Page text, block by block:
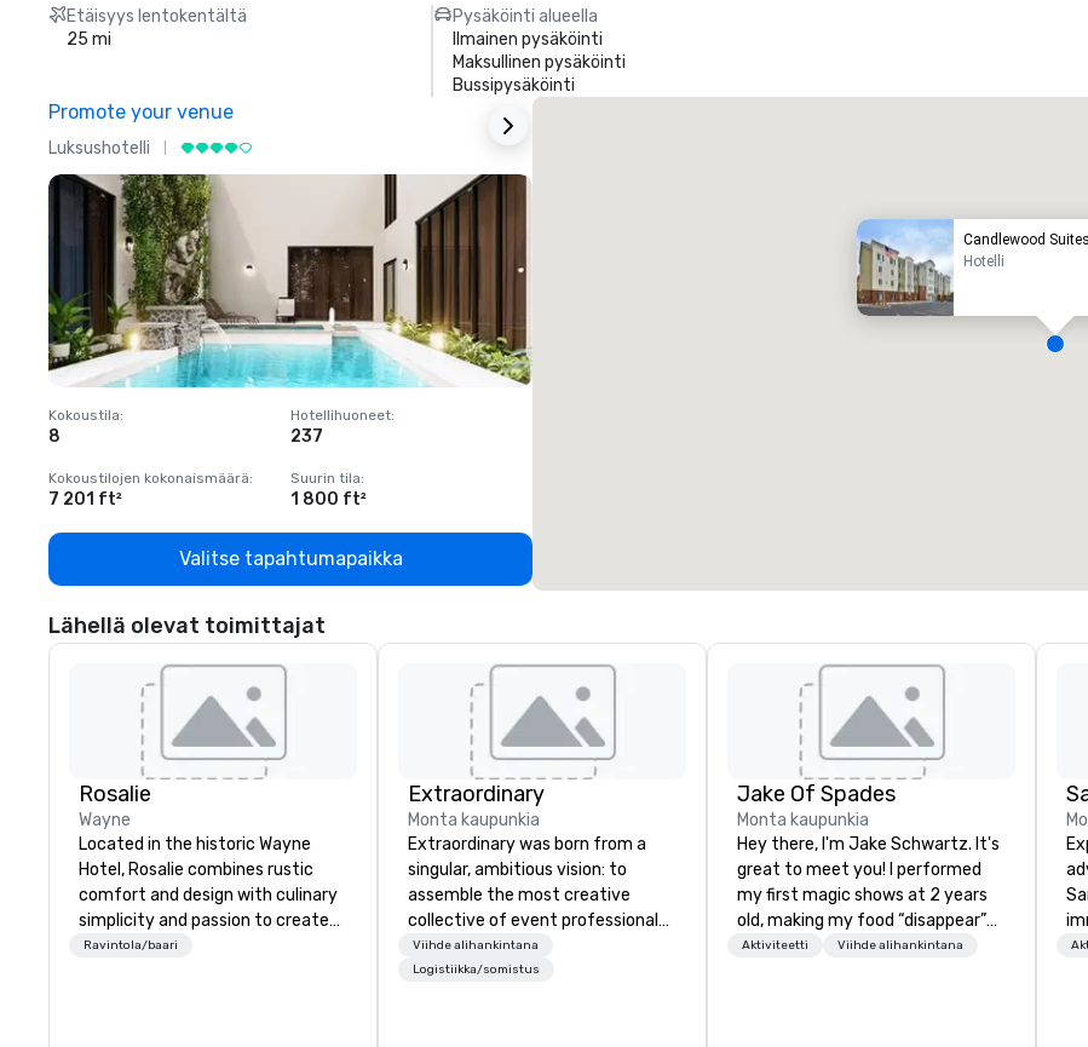
Etäisyys lentokentältä
25 mi
Pysäköinti alueella
Ilmainen pysäköinti
Maksullinen pysäköinti
Bussipysäköinti
Promote your venue
Luksushotelli
Kokoustila:
8
Hotellihuoneet:
237
Kokoustilojen kokonaismäärä:
7 201 ft²
Suurin tila:
1 800 ft²
Valitse tapahtumapaikka
Candlewood
Hotelli
Lähellä olevat toimittajat
Rosalie
Wayne
Located in the historic Wayne
Hotel, Rosalie combines rustic
comfort and design with culinary
simplicity and passion to create
an authentic Italian dining
Ravintola/baari
Extraordinary
Monta kaupunkia
Extraordinary was born from a
singular, ambitious vision: to
assemble the most creative
collective of event professionals
on the planet. We believe that
exceptional events are the result
Viihde alihankintana
Logistiikka/somistus
Jake Of Spades
Monta kaupunkia
Hey there, I'm Jake Schwartz. It's
great to meet you! I performed
my first magic shows at 2 years
old, making my food “disappear”
for my parents at every meal. I
Aktiviteetti Viihde alihankintana